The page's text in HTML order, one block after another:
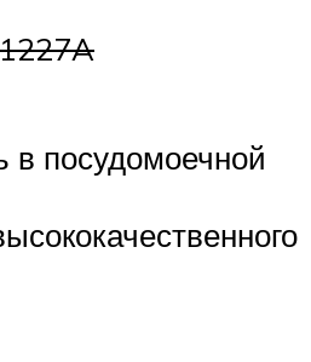
посудомоечной